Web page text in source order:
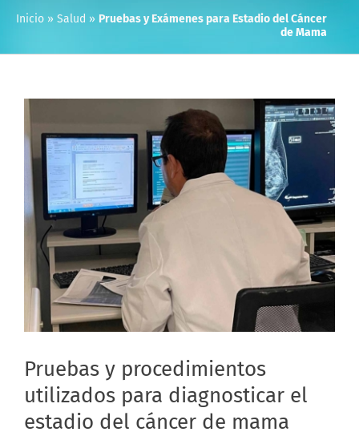
Inicio » Salud » Pruebas y Exámenes para Estadio del Cáncer
de Mama
Pruebas y procedimientos
utilizados para diagnosticar el
estadio del cáncer de mama